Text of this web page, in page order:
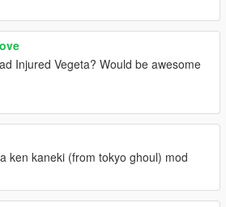
Injured Vegeta? Would be awesome
ken kaneki (from tokyo ghoul) mod